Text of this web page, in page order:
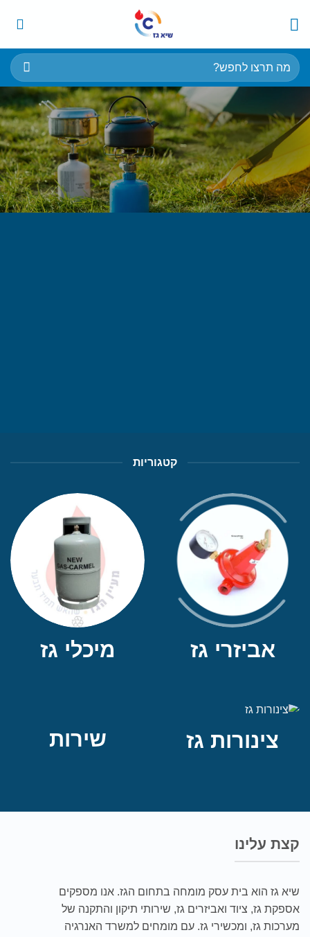
חיפוש
עבור:
קטגוריות
אביזרי גז מיכלי גז
צינורות גז שירות
קצת עלינו
שיא גז הוא בית עסק מומחה בתחום הגז. אנו מספקים
אספקת גז, ציוד ואביזרים גז, שירותי תיקון והתקנה של
מערכות גז, ומכשירי גז. עם מומחים למשרד האנרגיה